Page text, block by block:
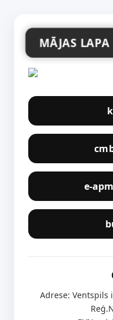
MĀJAS
e-
Adrese: Ventspils